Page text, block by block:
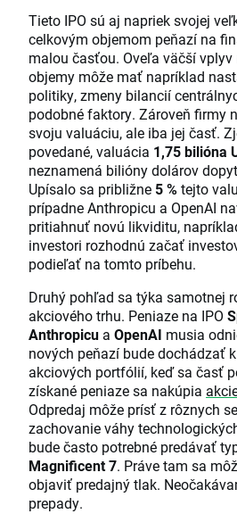
Tieto IPO sú aj napriek svojej
celkovým objemom peňazí na
malou časťou. Oveľa väčší
objemy môže mať napríklad
politiky, zmeny bilancií
podobné faktory. Zároveň firmy
svoju valuáciu, ale iba jej časť.
povedané, valuácia 1,75 bilióna
neznamená bilióny dolárov
Upísalo sa približne 5 %tejto
prípadne Anthropicu a OpenAI
pritiahnuť novú likviditu,
investori rozhodnú začať
podieľať na tomto príbehu.
Druhý pohľad sa týka samotnej
akciového trhu. Peniaze na IPO
Anthropicu a OpenAI musia
nových peňazí bude dochádzať
akciových portfólií, keď sa časť
získané peniaze sa nakúpia
Odpredaj môže prísť z rôznych
zachovanie váhy
bude často potrebné predávať
Magnificent 7. Práve tam sa
objaviť predajný tlak.
prepady.